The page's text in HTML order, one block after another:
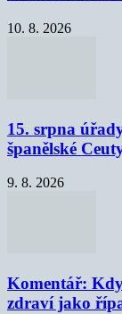
10. 8. 2026
15. srpna
španělské
9. 8. 2026
Komentář:
zdraví jako